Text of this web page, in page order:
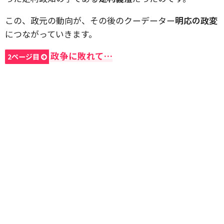
この、政元の動向が、その後のクーデーター明応の政変
につながっていきます。
2ページ目 政争に敗れて…